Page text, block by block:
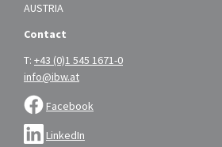
AUSTRIA
Contact
T: +43 (0)1 545 1671-0
info@ibw.at
Facebook
LinkedIn